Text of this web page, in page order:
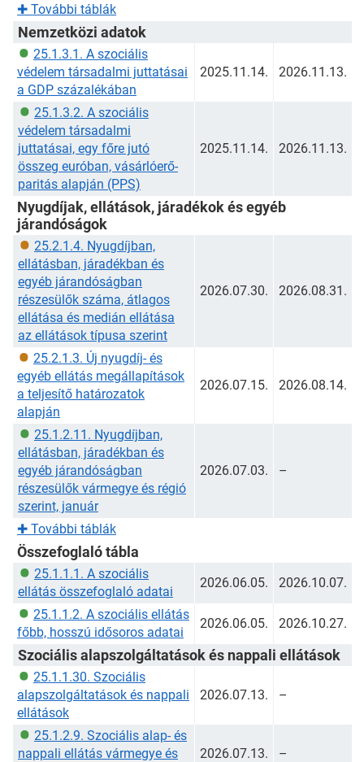
✚ További táblák
Nemzetközi adatok
25.1.3.1. A szociális
védelem társadalmi juttatásai
a GDP százalékában
2025.11.14. 2026.11.13.
25.1.3.2. A szociális
védelem társadalmi
juttatásai, egy főre jutó
összeg euróban, vásárlóerő-
paritás alapján (PPS)
2025.11.14. 2026.11.13.
Nyugdíjak, ellátások, járadékok és egyéb
járandóságok
25.2.1.4. Nyugdíjban,
ellátásban, járadékban és
egyéb járandóságban
részesülők száma, átlagos
ellátása és medián ellátása
az ellátások típusa szerint
2026.07.30. 2026.08.31.
25.2.1.3. Új nyugdíj- és
egyéb ellátás megállapítások
a teljesítő határozatok
alapján
2026.07.15. 2026.08.14.
25.1.2.11. Nyugdíjban,
ellátásban, járadékban és
egyéb járandóságban
részesülők vármegye és régió
szerint, január
2026.07.03. –
✚ További táblák
Összefoglaló tábla
25.1.1.1. A szociális
ellátás összefoglaló adatai
2026.06.05. 2026.10.07.
25.1.1.2. A szociális ellátás
főbb, hosszú idősoros adatai
2026.06.05. 2026.10.27.
Szociális alapszolgáltatások és nappali ellátások
25.1.1.30. Szociális
alapszolgáltatások és nappali
ellátások
2026.07.13. –
25.1.2.9. Szociális alap- és
nappali ellátás vármegye és
2026.07.13. –